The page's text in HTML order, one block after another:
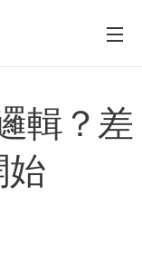
輯？差
始